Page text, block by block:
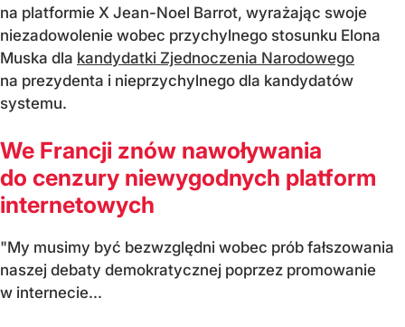
na platformie X Jean-Noel Barrot, wyrażając swoje
niezadowolenie wobec przychylnego stosunku Elona
Muska dla kandydatki Zjednoczenia Narodowego
na prezydenta i nieprzychylnego dla kandydatów
systemu.
We Francji znów nawoływania
do cenzury niewygodnych platform
internetowych
"My musimy być bezwzględni wobec prób fałszowania
naszej debaty demokratycznej poprzez promowanie
w internecie...